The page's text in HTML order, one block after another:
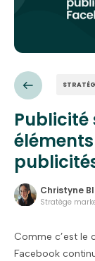
Publicité
Christyne
Stratège
Comme c’est le
Facebook